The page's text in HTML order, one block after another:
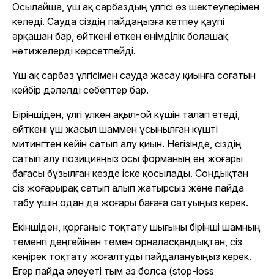
Осылайша, үш ақ сарбаздың үлгісі өз шектеулерімен
келеді. Сауда сіздің пайдаңызға кетпеу қаупі
әрқашан бар, өйткені өткен өнімділік болашақ
нәтижелерді көрсетпейді.
Үш ақ сарбаз үлгісімен сауда жасау қиынға соғатын
кейбір дәлелді себептер бар.
Біріншіден, үлгі үлкен ақыл-ой күшін талап етеді,
өйткені үш жасыл шаммен ұсынылған күшті
митингтен кейін сатып алу қиын. Негізінде, сіздің
сатып алу позицияңыз осы форманың ең жоғары
бағасы бұзылған кезде іске қосылады. Сондықтан
сіз жоғарырақ сатып алып жатырсыз және пайда
табу үшін одан да жоғары бағаға сатуыңыз керек.
Екіншіден, қорғаныс тоқтату шығыны бірінші шамның
төменгі деңгейінен төмен орналасқандықтан, сіз
кеңірек тоқтату жоғалтуды пайдалануыңыз керек.
Егер пайда әлеуеті тым аз болса (stop-loss